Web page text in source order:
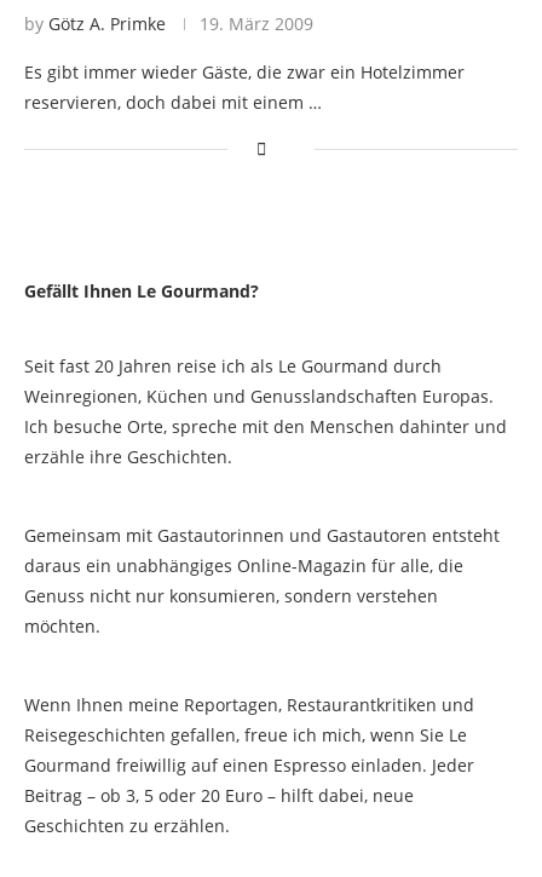
by Götz A. Primke 19. März 2009
Es gibt immer wieder Gäste, die zwar ein Hotelzimmer
reservieren, doch dabei mit einem …
Gefällt Ihnen Le Gourmand?
Seit fast 20 Jahren reise ich als Le Gourmand durch
Weinregionen, Küchen und Genusslandschaften Europas.
Ich besuche Orte, spreche mit den Menschen dahinter und
erzähle ihre Geschichten.
Gemeinsam mit Gastautorinnen und Gastautoren entsteht
daraus ein unabhängiges Online-Magazin für alle, die
Genuss nicht nur konsumieren, sondern verstehen
möchten.
Wenn Ihnen meine Reportagen, Restaurantkritiken und
Reisegeschichten gefallen, freue ich mich, wenn Sie Le
Gourmand freiwillig auf einen Espresso einladen. Jeder
Beitrag – ob 3, 5 oder 20 Euro – hilft dabei, neue
Geschichten zu erzählen.